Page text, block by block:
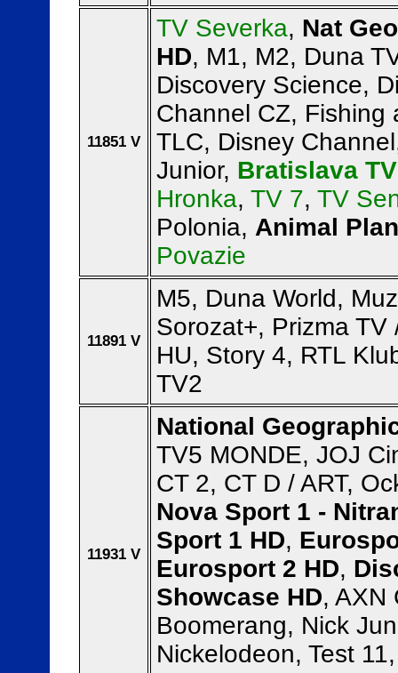
11851 V
TV Severka, Nat
HD, M1, M2, Duna
Discovery Science,
Channel CZ, Fishing
TLC, Disney
Junior, Bratislava TV
Hronka, TV 7, TV
Polonia, Animal
Povazie
11891 V
M5, Duna World,
Sorozat+, Prizma TV
HU, Story 4, RTL
TV2
11931 V
National
TV5 MONDE, JOJ
CT 2, CT D / ART,
Nova Sport 1 -
Sport 1 HD,
Eurosport 2 HD,
Showcase HD, AXN
Boomerang, Nick
Nickelodeon, Test